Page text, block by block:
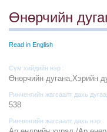
Өнөрчийн
Read in English
Сүм хийдийн нэр :
Өнөрчийн дугана,Хэрийн
Ринченгийн жагсаалт дахь
538
Ринченгийн жагсаалт дахь нэр :